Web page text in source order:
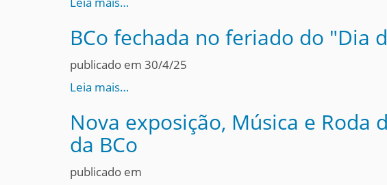
BCo fechada no feriado do "Dia
publicado em 30/4/25
Leia mais…
Nova exposição, Música e Roda
da BCo
publicado em